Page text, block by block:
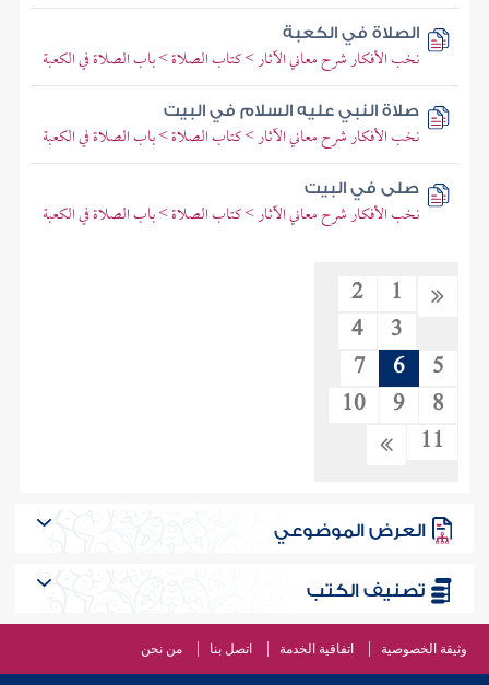
الصلاة في الكعبة
نخب الأفكار شرح معاني الآثار > كتاب الصلاة > باب الصلاة في الكعبة
صلاة النبي عليه السلام في البيت
نخب الأفكار شرح معاني الآثار > كتاب الصلاة > باب الصلاة في الكعبة
صلى في البيت
نخب الأفكار شرح معاني الآثار > كتاب الصلاة > باب الصلاة في الكعبة
1
2
3
4
5
6
7
8
9
10
11
العرض الموضوعي
تصنيف الكتب
وثيقة الخصوصية اتفاقية الخدمة اتصل بنا من نحن